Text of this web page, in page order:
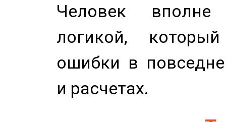
Человек
логикой,
ошибки в
и расчетах.